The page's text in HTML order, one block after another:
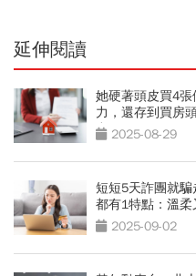
延伸閱讀
她硬著頭皮買4
力，還存到買房
實 2025-08-29
短短5天詐團就
都有1特點：溫
2025-09-02